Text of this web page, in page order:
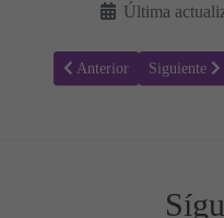
Última
Artículo anterior: Mil
Anterior Artículo
Siguiente